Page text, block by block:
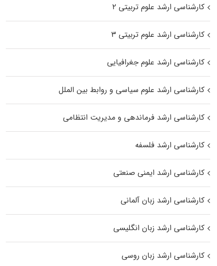
کارشناسی ارشد علوم تربیتی ۲
کارشناسی ارشد علوم تربیتی ۳
کارشناسی ارشد علوم جغرافیایی
کارشناسی ارشد علوم سیاسی و روابط بین الملل
کارشناسی ارشد فرماندهی و مدیریت انتظامی
کارشناسی ارشد فلسفه
کارشناسی ارشد ایمنی صنعتی
کارشناسی ارشد زبان آلمانی
کارشناسی ارشد زبان انگلیسی
کارشناسی ارشد زبان روسی